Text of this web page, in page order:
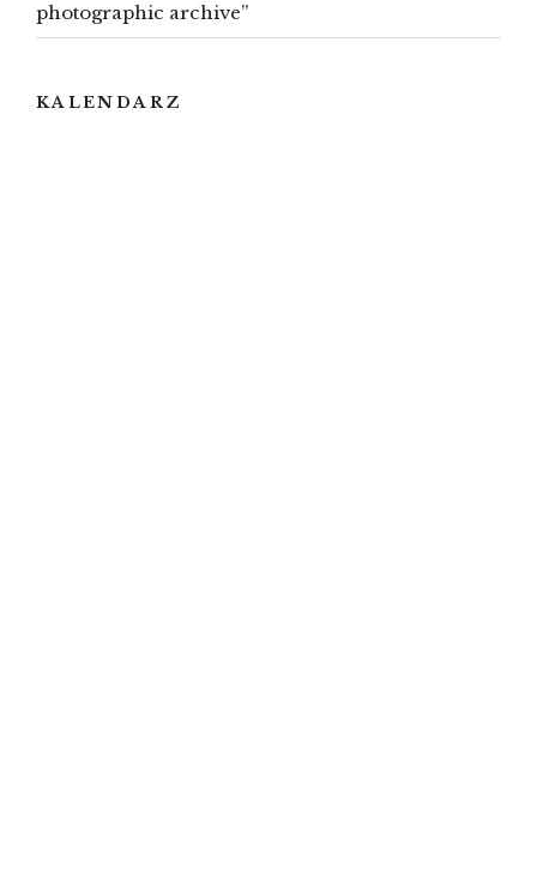
photographic archive”
KALENDARZ